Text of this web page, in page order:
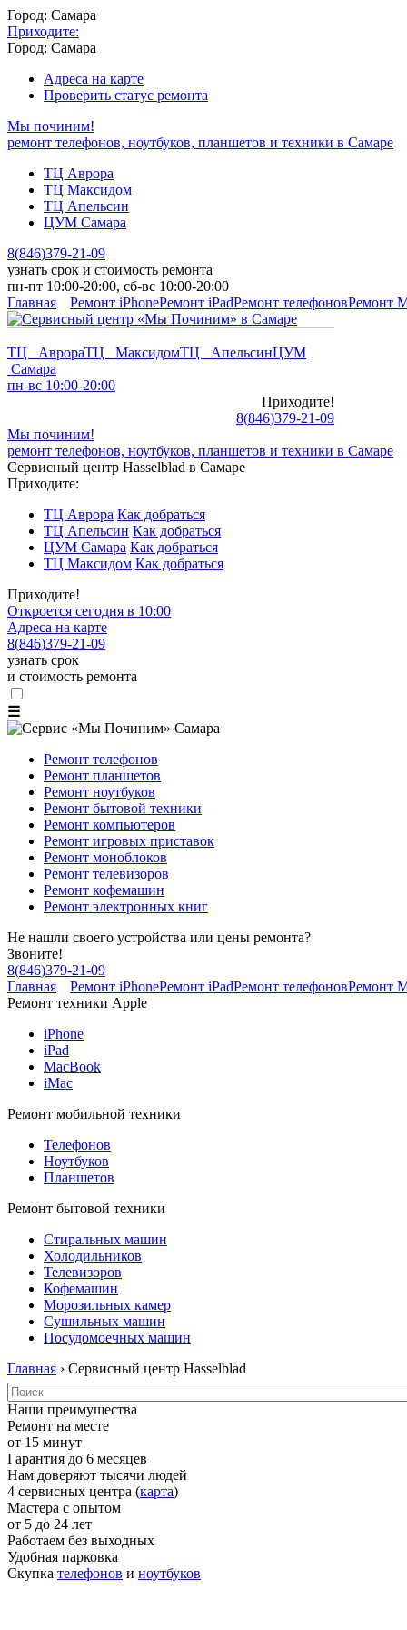
Город: Самара
Приходите:
Город: Самара
Адреса на карте
Проверить статус ремонта
Мы починим!
ремонт телефонов, ноутбуков, планшетов и техники в Самаре
ТЦ Аврора
ТЦ Максидом
ТЦ Апельсин
ЦУМ Самара
8(846)379-21-09
узнать срок и стоимость ремонта
пн-пт 10:00-20:00, сб-вс 10:00-20:00
Главная
Ремонт iPhoneРемонт iPadРемонт телефоновРемонт
ТЦ АврораТЦ МаксидомТЦ АпельсинЦУМ
Самара
пн-вс 10:00-20:00
Приходите!
8(846)379-21-09
Мы починим!
ремонт телефонов, ноутбуков, планшетов и техники в Самаре
Сервисный центр Hasselblad в Самаре
Приходите:
ТЦ Аврора Как добраться
ТЦ Апельсин Как добраться
ЦУМ Самара Как добраться
ТЦ Максидом Как добраться
Приходите!
Откроется сегодня в 10:00
Адреса на карте
8(846)379-21-09
узнать срок
и стоимость ремонта
☰
Ремонт телефонов
Ремонт планшетов
Ремонт ноутбуков
Ремонт бытовой техники
Ремонт компьютеров
Ремонт игровых приставок
Ремонт моноблоков
Ремонт телевизоров
Ремонт кофемашин
Ремонт электронных книг
Не нашли своего устройства или цены ремонта?
Звоните!
8(846)379-21-09
Главная
Ремонт iPhoneРемонт iPadРемонт телефоновРемонт
Ремонт техники Apple
iPhone
iPad
MacBook
iMac
Ремонт мобильной техники
Телефонов
Ноутбуков
Планшетов
Ремонт бытовой техники
Стиральных машин
Холодильников
Телевизоров
Кофемашин
Морозильных камер
Сушильных машин
Посудомоечных машин
Главная › Сервисный центр Hasselblad
Наши преимущества
Ремонт на месте
от 15 минут
Гарантия до 6 месяцев
Нам доверяют тысячи людей
4 сервисных центра (карта)
Мастера с опытом
от 5 до 24 лет
Работаем без выходных
Удобная парковка
Скупка телефонов и ноутбуков